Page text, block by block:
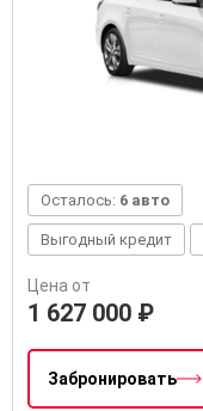
Осталось: 6 авто
Выгодный кредит
Цена от
1 627 000 ₽
Забронировать